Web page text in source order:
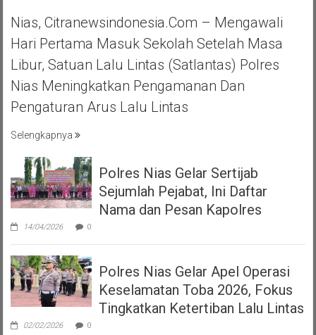
Nias, Citranewsindonesia.com – Mengawali
Hari Pertama Masuk Sekolah Setelah Masa
Libur, Satuan Lalu Lintas (Satlantas) Polres
Nias Meningkatkan Pengamanan Dan
Pengaturan Arus Lalu Lintas
Selengkapnya
Polres Nias Gelar Sertijab
Sejumlah Pejabat, Ini Daftar
Nama dan Pesan Kapolres
14/04/2026 0
Polres Nias Gelar Apel Operasi
Keselamatan Toba 2026, Fokus
Tingkatkan Ketertiban Lalu Lintas
02/02/2026 0